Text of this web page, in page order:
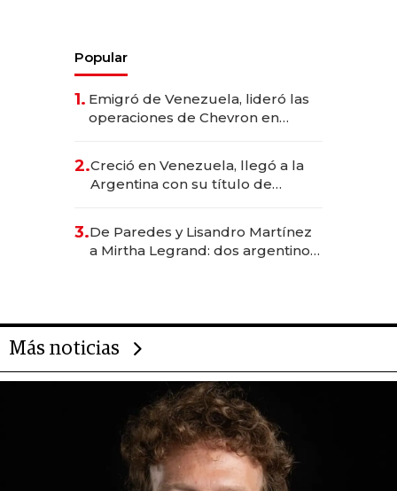
Popular
1. Emigró de Venezuela, lideró las
operaciones de Chevron en
2.Creció en Venezuela, llegó a la
Argentina con su título de
las marcas "fast premium"
3.De Paredes y Lisandro Martínez
a Mirtha Legrand: dos argentinos
Más noticias